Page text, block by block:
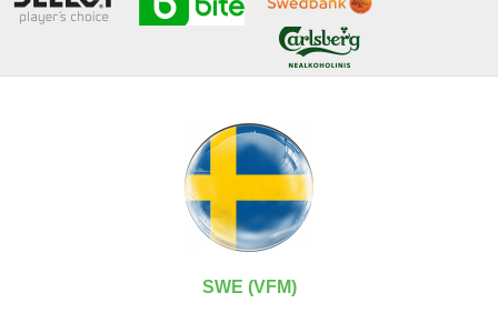
7x7 CUP
Įmonių lyga
VRFS Futsal
Visi turnyrai
Senjorų ir
SWE (VFM)